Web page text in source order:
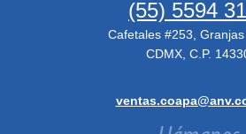
(55) 5594
Cafetales #253, Granjas
CDMX, C.P.